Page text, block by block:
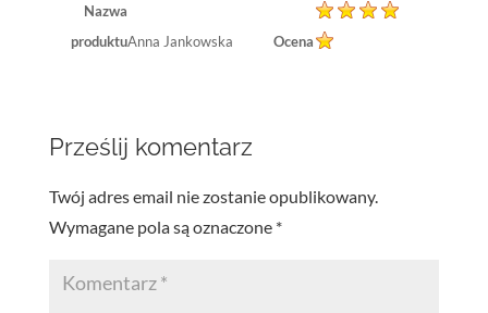
Nazwa
produktuAnna Jankowska Ocena
Prześlij komentarz
Twój adres email nie zostanie opublikowany.
Wymagane pola są oznaczone *